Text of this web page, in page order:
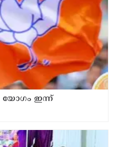
യോഗം ഇന്ന്